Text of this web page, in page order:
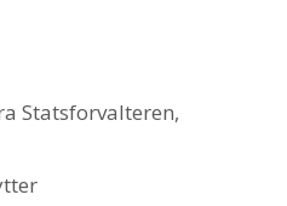
Statsforvalteren,